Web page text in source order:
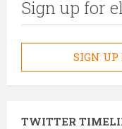
Sign up for
SIGN UP
TWITTER